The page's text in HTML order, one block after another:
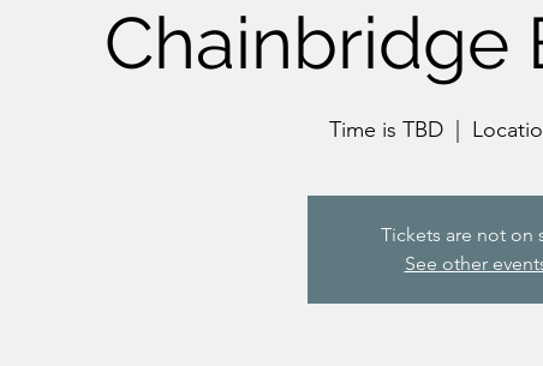
Chainbridge
Time is TBD
Tickets are not on
See other